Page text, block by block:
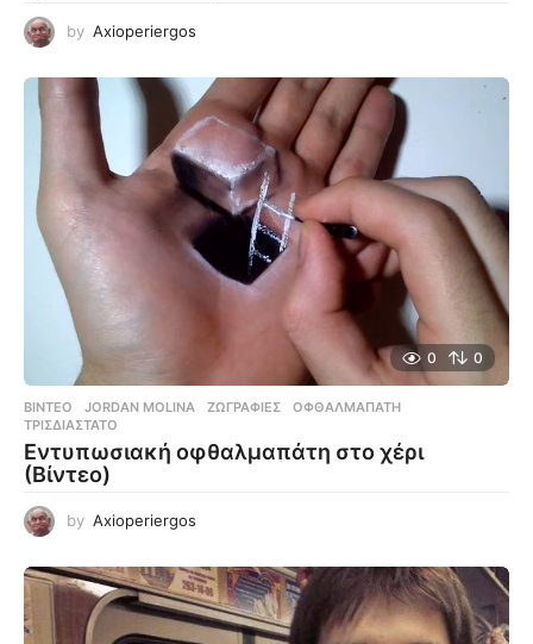
by Axioperiergos
0 0
ΒΊΝΤΕΟ JORDAN MOLINA ,ΖΩΓΡΑΦΙΈΣ ,ΟΦΘΑΛΜΑΠΆΤΗ
ΤΡΙΣΔΙΆΣΤΑΤΟ
Εντυπωσιακή οφθαλμαπάτη στο χέρι
(Βίντεο)
by Axioperiergos